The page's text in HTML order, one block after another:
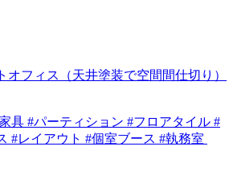
オフィス（天井塗装で空間間仕切り）
具 #パーティション #フロアタイル #
#レイアウト #個室ブース #執務室